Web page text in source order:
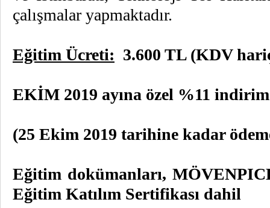
çalışmalar yapmaktadır.
Eğitim Ücreti: 3.600 TL (KDV
EKİM 2019 ayına özel %11
(25 Ekim 2019 tarihine kadar
Eğitim dokümanları,
Eğitim Katılım Sertifikası dahil